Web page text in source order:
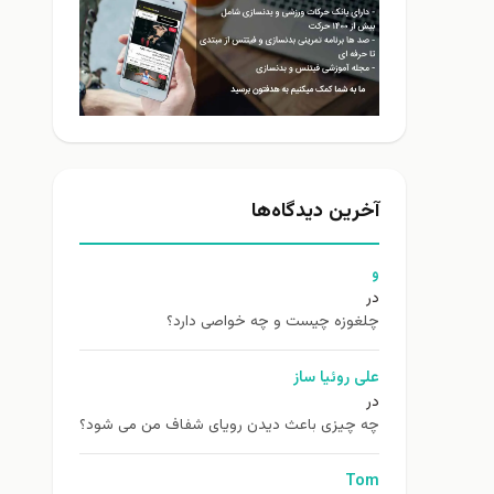
آخرین دیدگاه‌ها
و
در
چلغوزه چیست و چه خواصی دارد؟
علی روئیا ساز
در
چه چیزی باعث دیدن رویای شفاف من می شود؟
Tom